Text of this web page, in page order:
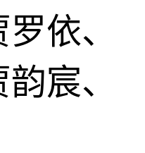
依、
宸、